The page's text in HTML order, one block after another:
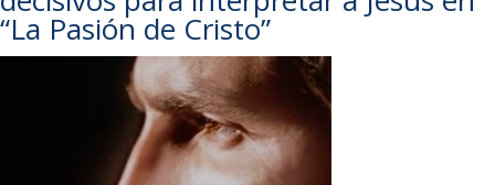
“La Pasión de Cristo”